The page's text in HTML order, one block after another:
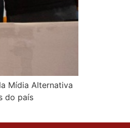
Mídia Alternativa
do país